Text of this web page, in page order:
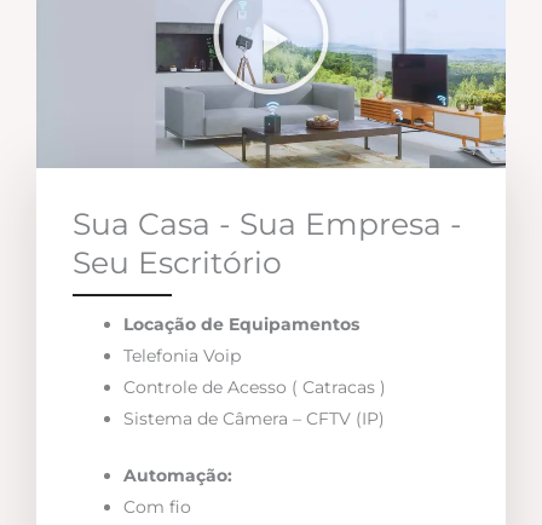
Sua Casa - Sua Empresa -
Seu Escritório
Locação de Equipamentos
Telefonia Voip
Controle de Acesso ( Catracas )
Sistema de Câmera – CFTV (IP)
Automação:
Com fio